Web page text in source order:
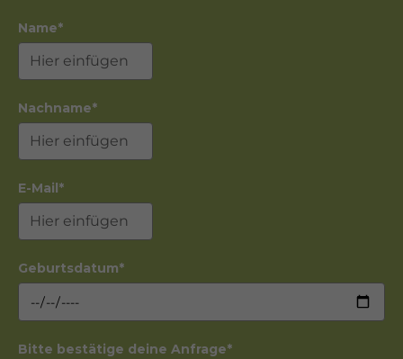
Name*
Nachname*
E-Mail*
Geburtsdatum*
Bitte bestätige deine Anfrage*